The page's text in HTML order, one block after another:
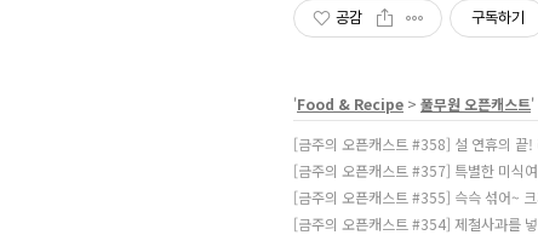
공감 구독하기
'Food & Recipe > 풀무원 오픈캐스트'
[금주의 오픈캐스트 #358] 설 연휴의 끝!
[금주의 오픈캐스트 #357] 특별한 미식
[금주의 오픈캐스트 #355] 슥슥 섞어~
[금주의 오픈캐스트 #354] 제철사과를